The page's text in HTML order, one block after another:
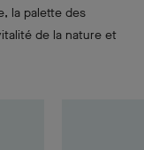
la palette des
de la nature et